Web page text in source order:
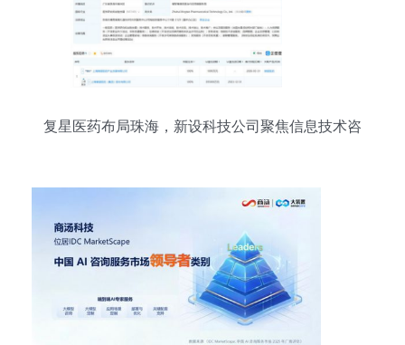
复星医药布局珠海，新设科技公司聚焦信息技术咨